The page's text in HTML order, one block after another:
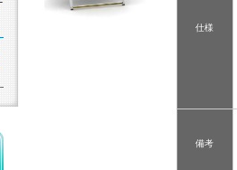
仕様
備考